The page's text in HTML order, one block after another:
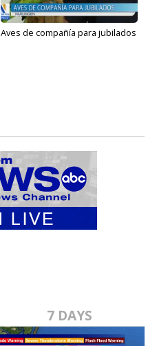
Aves de compañía para jubilados
7 DAYS